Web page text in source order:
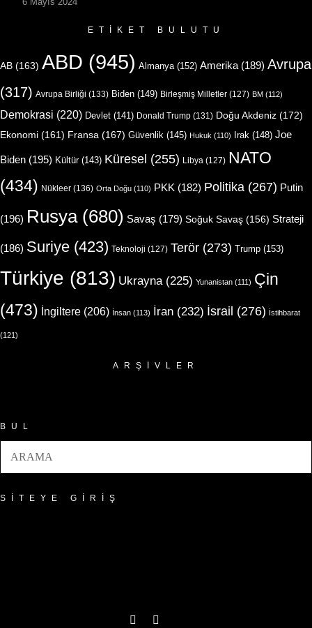
ETIKET BULUTU
AB (163) ABD (945) Almanya(152) Amerika (189) Avrupa
(317) Avrupa Birliği (133) Biden (149) Birleşmiş Milletler (127) BM (112)
Demokrasi (220) Devlet (141) Donald Trump (131) Doğu Akdeniz (172)
Ekonomi (161) Fransa (167) Güvenlik (145) Hukuk (110) Irak (148) Joe
Biden (195) Kültür(143) Küresel (255) Libya (127) NATO
(434) Nükleer (136) Orta Doğu (110) PKK (182) Politika (267) Putin
(196) Rusya(680) Savaş (179) Soğuk Savaş (156) Strateji
(186) Suriye (423) Teknoloji (127) Terör (273) Trump (153)
Türkiye (813) Ukrayna(225) Yunanistan (111) Çin
(473) İngiltere (206) İnsan (113) İran (232) İsrail (276) İstihbarat
(121)
ARŞIVLER
BUL
SITEYE GIRIŞ